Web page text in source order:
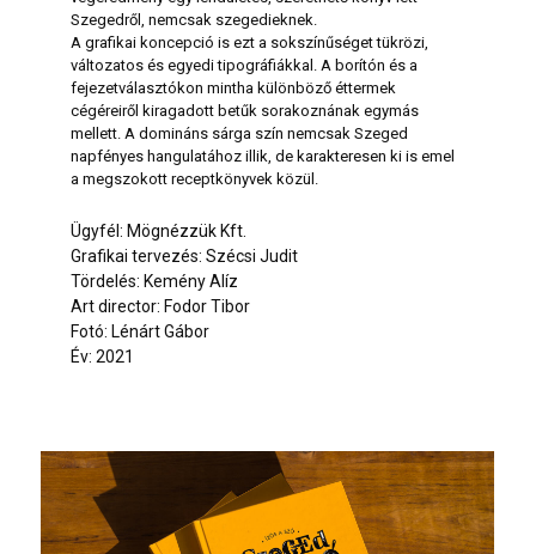
Szegedről, nemcsak szegedieknek.
A grafikai koncepció is ezt a sokszínűséget tükrözi,
változatos és egyedi tipográfiákkal. A borítón és a
fejezetválasztókon mintha különböző éttermek
cégéreiről kiragadott betűk sorakoznának egymás
mellett. A domináns sárga szín nemcsak Szeged
napfényes hangulatához illik, de karakteresen ki is emel
a megszokott receptkönyvek közül.
Ügyfél: Mögnézzük Kft.
Grafikai tervezés: Szécsi Judit
Tördelés: Kemény Alíz
Art director: Fodor Tibor
Fotó: Lénárt Gábor
Év: 2021